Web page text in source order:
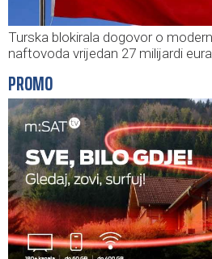
Turska blokirala dogovor o
naftovoda vrijedan 27 milijardi eura
PROMO